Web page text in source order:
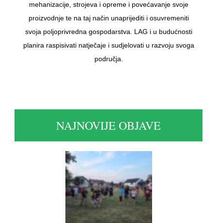
mehanizacije, strojeva i opreme i povećavanje svoje
proizvodnje te na taj način unaprijediti i osuvremeniti
svoja poljoprivredna gospodarstva. LAG i u budućnosti
planira raspisivati natječaje i sudjelovati u razvoju svoga
područja.
NAJNOVIJE OBJAVE